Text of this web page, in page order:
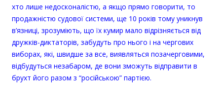
хто лише недосконалістю, а якщо прямо говорити, то
продажністю судової системи, ще 10 років тому уникнув
в’язниці, зрозуміють, що їх кумир мало відрізняється від
дружків-диктаторів, забудуть про нього і на чергових
виборах, які, швидше за все, виявляться позачерговими,
відбудуться незабаром, де вони зможуть відправити в
брухт його разом з “російською” партією.